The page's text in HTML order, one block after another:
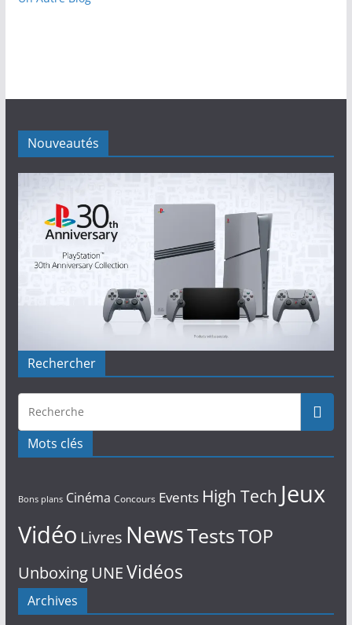
Nouveautés
Rechercher
Mots clés
Bons plans Cinéma Concours Events High Tech Jeux
Vidéo Livres NewsTestsTOP
UnboxingUNEVidéos
Archives